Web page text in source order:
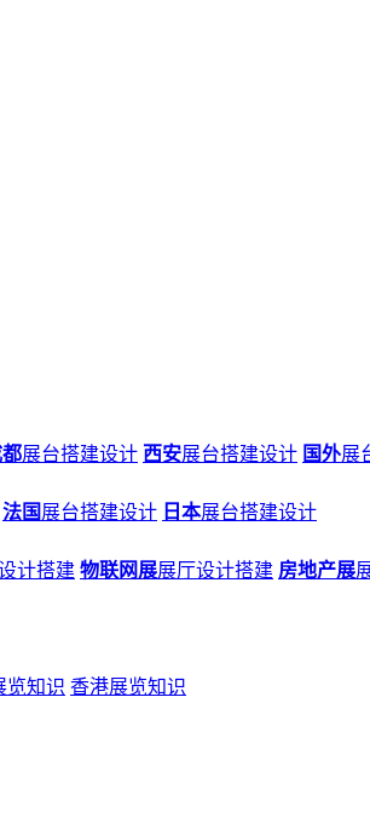
展台搭建设计 西安展台搭建设计 国外展
法国 展台搭建设计 日本展台搭建设计
计搭建 物联网展展厅设计搭建 房地产展
览知识 香港展览知识